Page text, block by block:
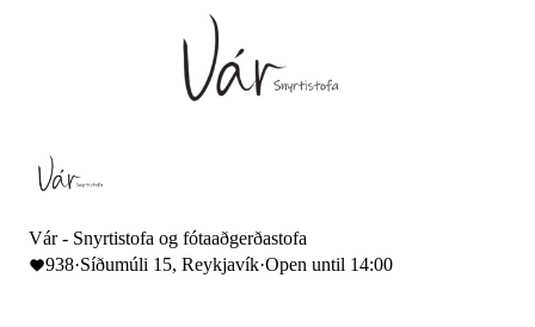
Vár - Snyrtistofa og fótaaðgerðastofa
938·Síðumúli 15, Reykjavík·Open until 14:00